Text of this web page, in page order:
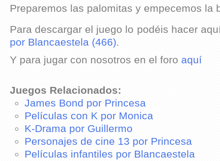
Preparemos las palomitas y empecemos la
Para descargar el juego lo podéis hacer
por Blancaestela (466).
Y para jugar con nosotros en el foro aquí
Juegos Relacionados:
James Bond por Princesa
Películas con K por Monica
K-Drama por Guillermo
Personajes de cine 13 por Princesa
Películas infantiles por Blancaestela